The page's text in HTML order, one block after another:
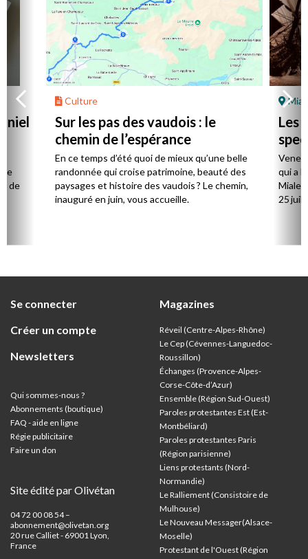
de
Culture
Sur les pas des vaudois : le
chemin de l’espérance
En ce temps d’été quoi de mieux qu’une belle
randonnée qui croise patrimoine, beauté des
paysages et histoire des vaudois ? Le chemin,
inauguré en juin, vous accueille.
Les
qui a
25
Se connecter
Créer un compte
Newsletters
Qui sommes-nous ?
Abonnements (boutique)
FAQ - aide en ligne
Régie publicitaire
Faire un don
Site édité par Olivétan
04 72 00 08 54 –
abonnement@olivetan.org
20 rue Calliet - 69001 Lyon,
France
Magazines
Réveil (Centre-Alpes-Rhône)
Le Cep (Cévennes-Languedoc-
Roussillon)
Échanges (Provence-Alpes-
Corse-Côte-d’Azur)
Ensemble (Région Sud-Ouest)
Paroles protestantes Est (Est-
Montbéliard)
Paroles protestantes Paris
(Région parisienne)
Liens protestants (Nord-
Normandie)
Le Ralliement (Consistoire de
Mulhouse)
Le Nouveau Messager(Alsace-
Moselle)
Protestant de l'Ouest (Région